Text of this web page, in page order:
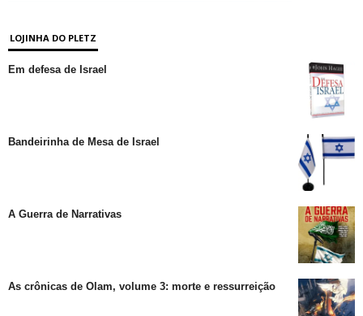
LOJINHA DO PLETZ
Em defesa de Israel
Bandeirinha de Mesa de Israel
A Guerra de Narrativas
As crônicas de Olam, volume 3: morte e ressurreição